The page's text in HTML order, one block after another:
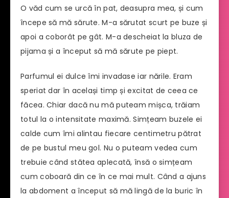
O văd cum se urcă în pat, deasupra mea, și cum
începe să mă sărute. M-a sărutat scurt pe buze și
apoi a coborât pe gât. M-a descheiat la bluza de
pijama și a început să mă sărute pe piept.
Parfumul ei dulce îmi invadase iar nările. Eram
speriat dar în același timp și excitat de ceea ce
făcea. Chiar dacă nu mă puteam mișca, trăiam
totul la o intensitate maximă. Simțeam buzele ei
calde cum îmi alintau fiecare centimetru pătrat
de pe bustul meu gol. Nu o puteam vedea cum
trebuie când stătea aplecată, însă o simțeam
cum coboară din ce în ce mai mult. Când a ajuns
la abdoment a început să mă lingă de la buric în